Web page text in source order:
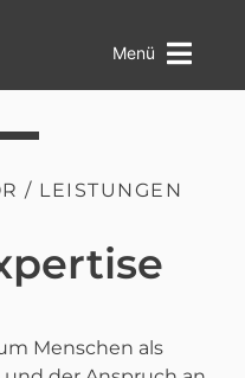
Menü
/ LEISTUNGEN
Menschen als